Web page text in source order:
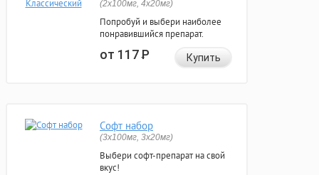
(2x100мг, 4x20мг)
Попробуй и выбери наиболее
понравившийся препарат.
от 117Р Купить
Софт набор
(3x100мг, 3x20мг)
Выбери софт-препарат на свой
вкус!